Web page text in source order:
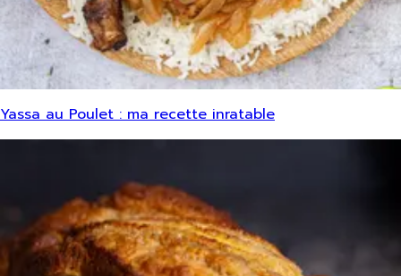
Yassa au Poulet : ma recette inratable